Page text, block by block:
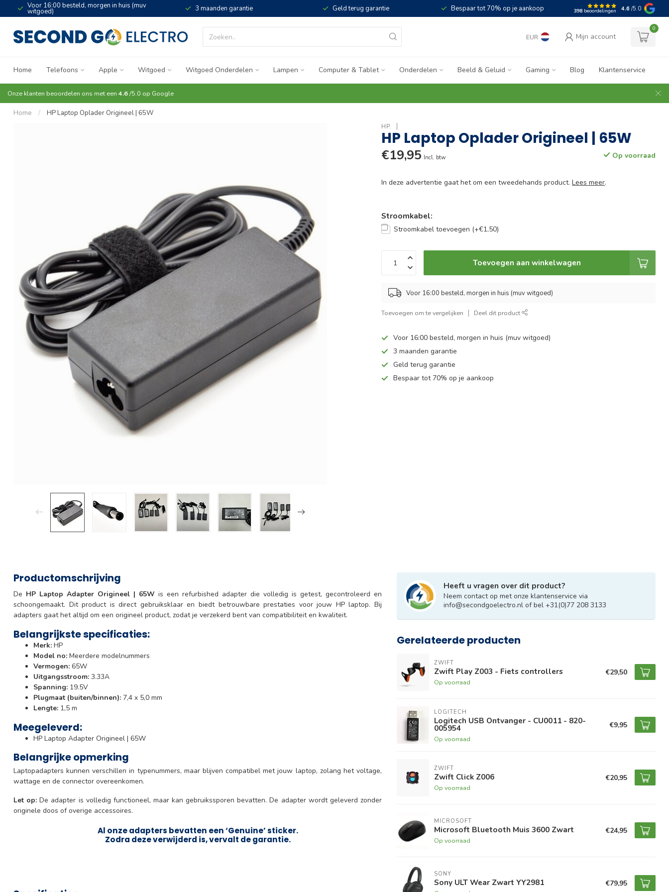
Voor 16:00 besteld, morgen in huis (muv
witgoed) 3 maanden garantie Geld terug garantie Bespaar tot 70% op je aankoop 398 beoordelingen 4.6 /5.0
EUR Mijn account
0
Home Telefoons Apple Witgoed Witgoed Onderdelen Lampen Computer & Tablet Onderdelen Beeld & Geluid Gaming Blog Klantenservice
Onze klanten beoordelen ons met een 4.6/5.0 op Google
Home / HP Laptop Oplader Origineel | 65W
HP.
HP Laptop Oplader Origineel | 65W
€19,95 Incl. btw Op voorraad
In deze advertentie gaat het om een tweedehands product.Lees meer.
Stroomkabel:
Stroomkabel toevoegen (+€1,50)
Toevoegen aan winkelwagen
Voor 16:00 besteld, morgen in huis (muv witgoed)
Toevoegen om te vergelijken Deel dit product
Voor 16:00 besteld, morgen in huis (muv witgoed)
3 maanden garantie
Geld terug garantie
Bespaar tot 70% op je aankoop
Productomschrijving
De HP Laptop Adapter Origineel | 65W is een refurbished adapter die volledig is getest, gecontroleerd en
schoongemaakt. Dit product is direct gebruiksklaar en biedt betrouwbare prestaties voor jouw HP laptop. Bij
adapters gaat het altijd om een origineel product, zodat je verzekerd bent van compatibiliteit en kwaliteit.
Belangrijkste specificaties:
Merk: HP
Model no: Meerdere modelnummers
Vermogen: 65W
Uitgangsstroom: 3.33A
Spanning: 19.5V
Plugmaat (buiten/binnen): 7,4 x 5,0 mm
Lengte: 1,5 m
Meegeleverd:
HP Laptop Adapter Origineel | 65W
Belangrijke opmerking
Laptopadapters kunnen verschillen in typenummers, maar blijven compatibel met jouw laptop, zolang het voltage,
wattage en de connector overeenkomen.
Let op: De adapter is volledig functioneel, maar kan gebruikssporen bevatten. De adapter wordt geleverd zonder
originele doos of overige accessoires.
Al onze adapters bevatten een ‘Genuine’ sticker.
Zodra deze verwijderd is, vervalt de garantie.
Heeft u vragen over dit product?
Neem contact op met onze klantenservice via
info@secondgoelectro.nl of bel +31(0)77 208 3133
Gerelateerde producten
ZWIFT
Zwift Play Z003 - Fiets controllers
Op voorraad
€29,50
LOGITECH
Logitech USB Ontvanger - CU0011 - 820-
005954
Op voorraad
€9,95
ZWIFT
Zwift Click Z006
Op voorraad
€20,95
MICROSOFT
Microsoft Bluetooth Muis 3600 Zwart
Op voorraad
€24,95
SONY
Sony ULT Wear Zwart YY2981 €79,95